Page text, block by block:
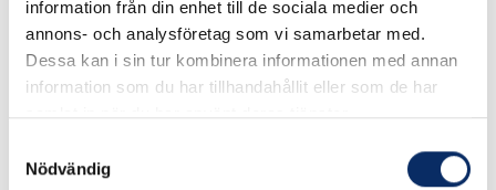
information från din enhet till de sociala medier och
annons- och analysföretag som vi samarbetar med.
Dessa kan i sin tur kombinera informationen med annan
information som du har tillhandahållit eller som de har
samlat in när du har använt deras tjänster.
Nödvändig